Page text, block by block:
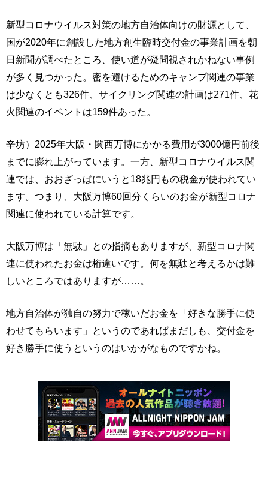
新型コロナウイルス対策の地方自治体向けの財源として、
国が2020年に創設した地方創生臨時交付金の事業計画を朝
日新聞が調べたところ、使い道が疑問視されかねない事例
が多く見つかった。密を避けるためのキャンプ関連の事業
は少なくとも326件、サイクリング関連の計画は271件、花
火関連のイベントは159件あった。
辛坊）2025年大阪・関西万博にかかる費用が3000億円前後
までに膨れ上がっています。一方、新型コロナウイルス関
連では、おおざっぱにいうと18兆円もの税金が使われてい
ます。つまり、大阪万博60回分くらいのお金が新型コロナ
関連に使われている計算です。
大阪万博は「無駄」との指摘もありますが、新型コロナ関
連に使われたお金は桁違いです。何を無駄と考えるかは難
しいところではありますが……。
地方自治体が独自の努力で稼いだお金を「好きな勝手に使
わせてもらいます」というのであればまだしも、交付金を
好き勝手に使うというのはいかがなものですかね。